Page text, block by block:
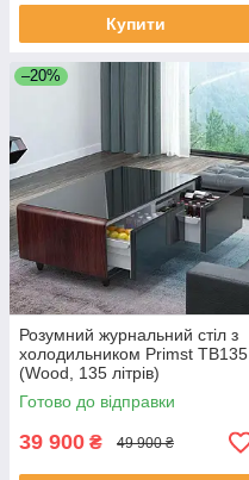
Купити
–20%
Розумний журнальний стіл з
холодильником Primst TB135
(Wood, 135 літрів)
Готово до відправки
39 900 ₴ 49 900 ₴